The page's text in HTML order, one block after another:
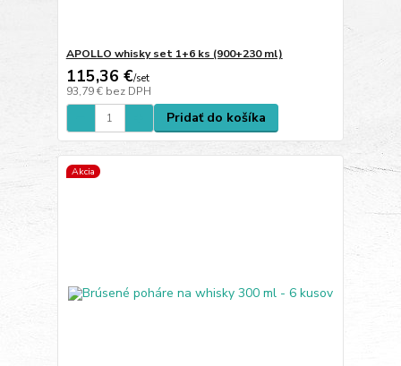
APOLLO whisky set 1+6 ks (900+230 ml)
115,36 €/set
93,79 € bez DPH
Pridať do košíka
Akcia